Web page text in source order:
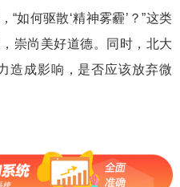
如何驱散‘精神雾霾’？”这类
崇尚美好道德。同时，北大
造成影响，是否应该放弃微